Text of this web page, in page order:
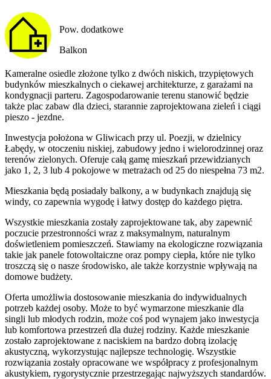
Pow. dodatkowe
Balkon
Kameralne osiedle złożone tylko z dwóch niskich, trzypiętowych
budynków mieszkalnych o ciekawej architekturze, z garażami na
kondygnacji parteru. Zagospodarowanie terenu stanowić będzie
także plac zabaw dla dzieci, starannie zaprojektowana zieleń i ciągi
pieszo - jezdne.
Inwestycja położona w Gliwicach przy ul. Poezji, w dzielnicy
Łabędy, w otoczeniu niskiej, zabudowy jedno i wielorodzinnej oraz
terenów zielonych. Oferuje całą gamę mieszkań przewidzianych
jako 1, 2, 3 lub 4 pokojowe w metrażach od 25 do niespełna 73 m2.
Mieszkania będą posiadały balkony, a w budynkach znajdują się
windy, co zapewnia wygodę i łatwy dostęp do każdego piętra.
Wszystkie mieszkania zostały zaprojektowane tak, aby zapewnić
poczucie przestronności wraz z maksymalnym, naturalnym
doświetleniem pomieszczeń. Stawiamy na ekologiczne rozwiązania
takie jak panele fotowoltaiczne oraz pompy ciepła, które nie tylko
troszczą się o nasze środowisko, ale także korzystnie wpływają na
domowe budżety.
Oferta umożliwia dostosowanie mieszkania do indywidualnych
potrzeb każdej osoby. Może to być wymarzone mieszkanie dla
singli lub młodych rodzin, może coś pod wynajem jako inwestycja
lub komfortowa przestrzeń dla dużej rodziny. Każde mieszkanie
zostało zaprojektowane z naciskiem na bardzo dobrą izolację
akustyczną, wykorzystując najlepsze technologię. Wszystkie
rozwiązania zostały opracowane we współpracy z profesjonalnym
akustykiem, rygorystycznie przestrzegając najwyższych standardów.